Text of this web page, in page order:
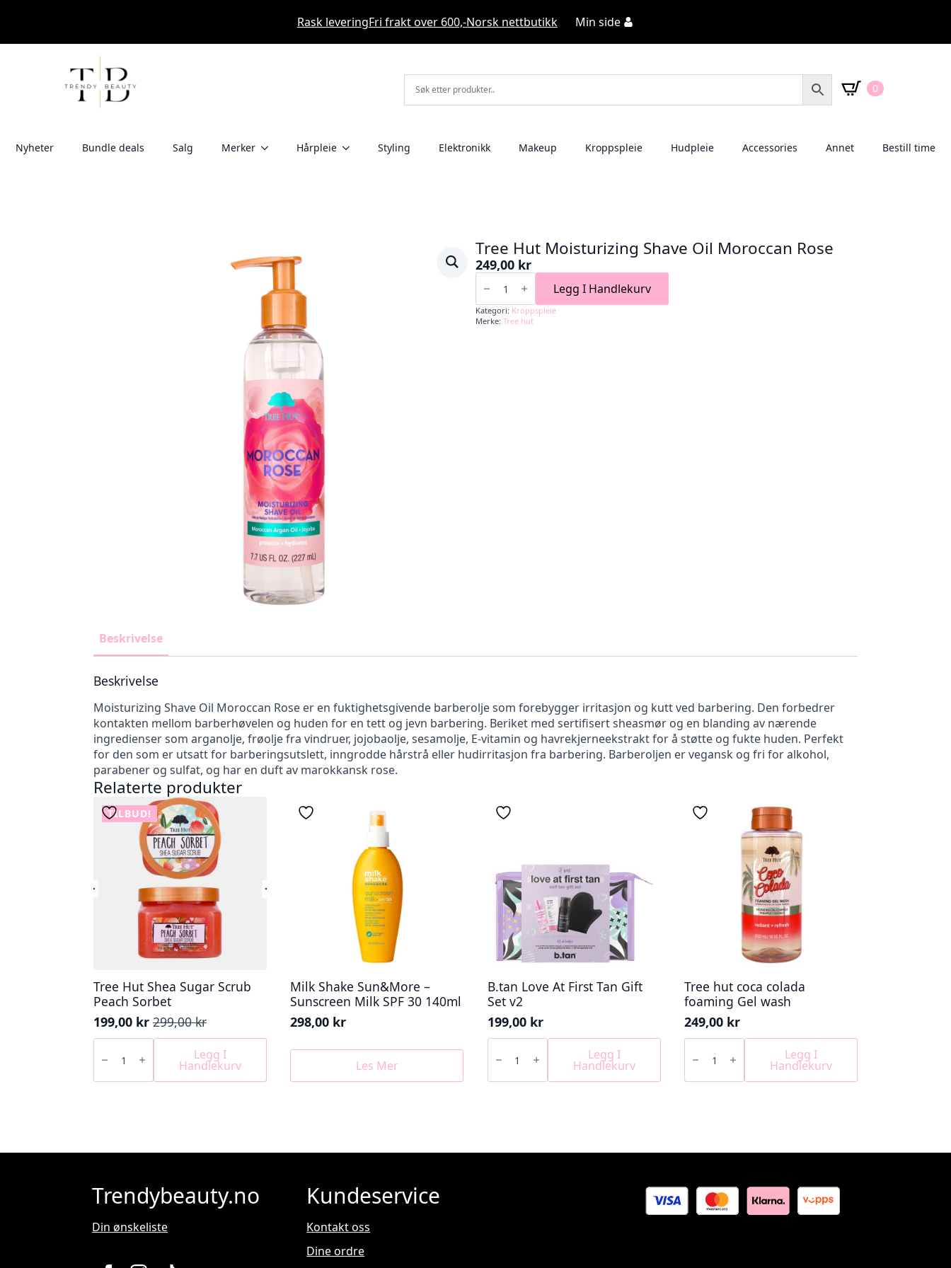
Rask leveringFri frakt over 600,-Norsk nettbutikk Min side
0
Nyheter Bundle deals Salg Merker Hårpleie Styling Elektronikk Makeup Kroppspleie Hudpleie Accessories Annet Bestill time
Tree Hut Moisturizing Shave Oil Moroccan Rose
249,00 kr
Tree
Hut
Moisturizing
Shave
Oil
Moroccan
Legg I Handlekurv
Kategori: Kroppspleie
Merke: Tree hut
Beskrivelse
Beskrivelse
Moisturizing Shave Oil Moroccan Rose er en fuktighetsgivende barberolje som forebygger irritasjon og kutt ved barbering. Den forbedrer
kontakten mellom barberhøvelen og huden for en tett og jevn barbering. Beriket med sertifisert sheasmør og en blanding av nærende
ingredienser som arganolje, frøolje fra vindruer, jojobaolje, sesamolje, E-vitamin og havrekjerneekstrakt for å støtte og fukte huden. Perfekt
for den som er utsatt for barberingsutslett, inngrodde hårstrå eller hudirritasjon fra barbering. Barberoljen er vegansk og fri for alkohol,
parabener og sulfat, og har en duft av marokkansk rose.
Relaterte produkter
TILBUD!
Tree Hut Shea Sugar Scrub
Peach Sorbet
299,00kr
Opprinnelig
pris
var:
199,00 kr
Nåværende
pris
er:
Tree
Shea
Scrub
Legg I
Handlekurv
Milk Shake Sun&More –
Sunscreen Milk SPF 30 140ml
298,00 kr
Les Mer
B.tan Love At First Tan Gift
Set v2
199,00 kr
B.tan
At
Tan
Legg I
Handlekurv
Tree hut coca colada
foaming Gel wash
249,00 kr
Tree
coca
foaming
Legg I
Handlekurv
Trendybeauty.no
Din ønskeliste
Kundeservice
Kontakt oss
Dine ordre